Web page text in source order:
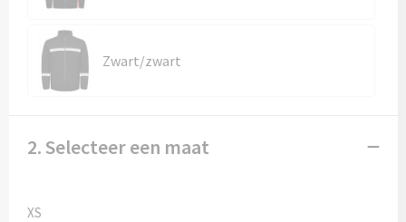
Kledingaccessoires
Ondergoed, Sokken en Nachtkleding
Vesten
Bivakmuts test
Zwart/zwart
2. Selecteer een maat
XS